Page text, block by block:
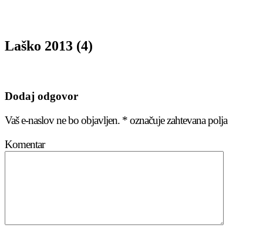
Laško 2013 (4)
Dodaj odgovor
Vaš e-naslov ne bo objavljen. *označuje zahtevana polja
Komentar